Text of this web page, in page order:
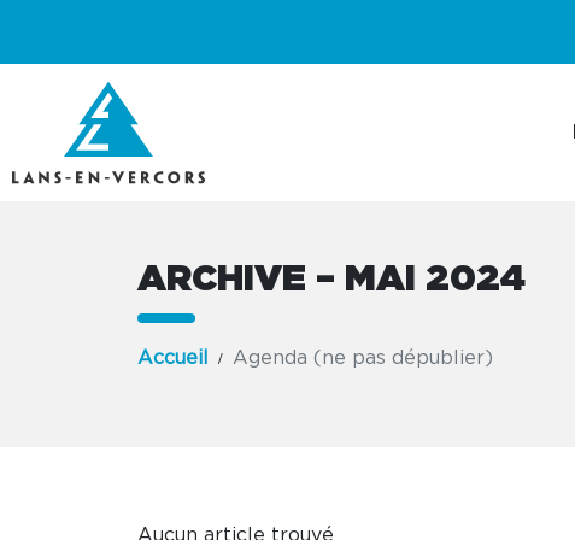
ARCHIVE – MAI 2024
Accueil Agenda (ne pas dépublier)
Aucun article trouvé